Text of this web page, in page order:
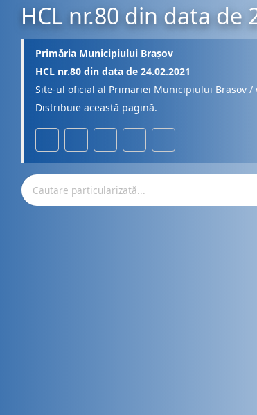
HCL nr.80 din data de
Primăria Municipiului Brașov
HCL nr.80 din data de 24.02.2021
Site-ul oficial al Primariei Municipiului Brasov /
Distribuie această pagină.